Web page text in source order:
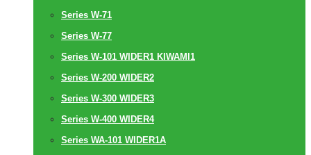
Series W-71
Series W-77
Series W-101 WIDER1 KIWAMI1
Series W-200 WIDER2
Series W-300 WIDER3
Series W-400 WIDER4
Series WA-101 WIDER1A